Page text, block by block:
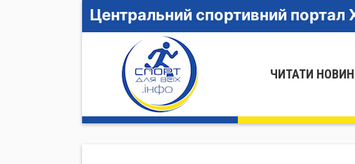
Центральний спортивний портал
ЧИТАТИ